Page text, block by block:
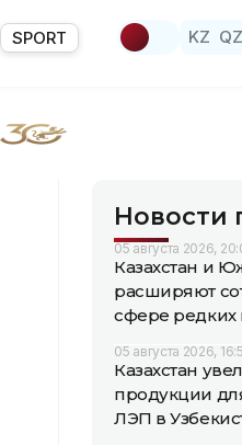
SPORT KZ QZ
Новости
05 августа 2026,
Казахстан и
расширяют
сфере редких
05 августа 2026,
Казахстан
продукции
ЛЭП в